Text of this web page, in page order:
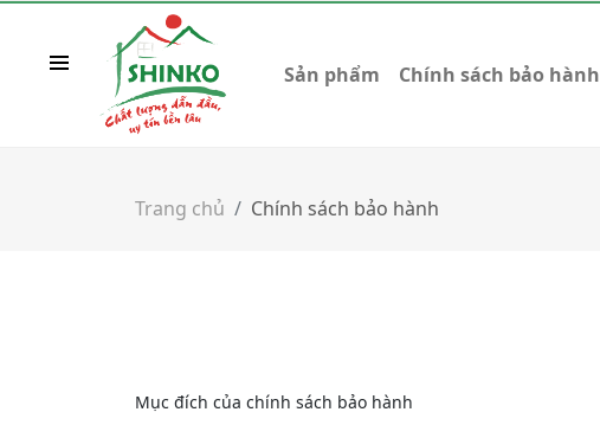
Sản phẩm Chính sách bảo hành
Trang chủ Chính sách bảo hành
Mục đích của chính sách bảo hành